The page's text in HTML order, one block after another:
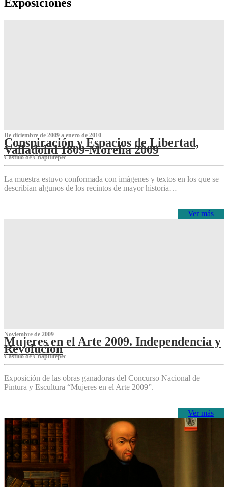
De diciembre de 2009 a enero de 2010
Conspiración y Espacios de Libertad,
Valladolid 1809-Morelia 2009
Castillo de Chapultepec
La muestra estuvo conformada con imágenes y textos en los que se
describían algunos de los recintos de mayor historia…
Ver más
Noviembre de 2009
Mujeres en el Arte 2009. Independencia y
Revolución
Castillo de Chapultepec
Exposición de las obras ganadoras del Concurso Nacional de
Pintura y Escultura “Mujeres en el Arte 2009”.
Ver más